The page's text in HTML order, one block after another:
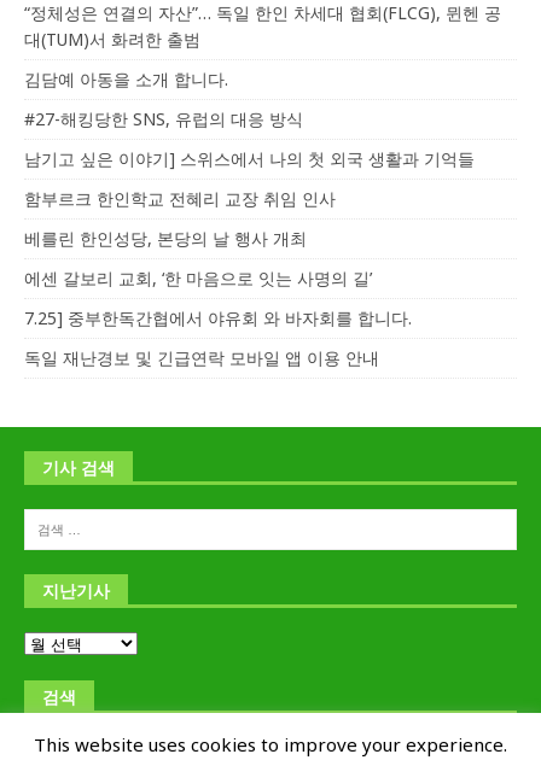
“정체성은 연결의 자산”… 독일 한인 차세대 협회(FLCG), 뮌헨 공
대(TUM)서 화려한 출범
김담예 아동을 소개 합니다.
#27-해킹당한 SNS, 유럽의 대응 방식
남기고 싶은 이야기] 스위스에서 나의 첫 외국 생활과 기억들
함부르크 한인학교 전혜리 교장 취임 인사
베를린 한인성당, 본당의 날 행사 개최
에센 갈보리 교회, ‘한 마음으로 잇는 사명의 길’
7.25] 중부한독간협에서 야유회 와 바자회를 합니다.
독일 재난경보 및 긴급연락 모바일 앱 이용 안내
기사 검색
지난기사
검색
This website uses cookies to improve your experience.